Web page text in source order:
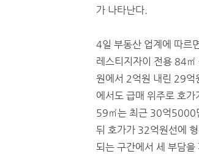
가 나타난다.
4일 부동산 업계에 따르
레스티지자이 전용 84
원에서 2억원 내린 29억
에서도 급매 위주로 호
59㎡는 최근 30억5000
뒤 호가가 32억원선에
되는 구간에서 세 부담을